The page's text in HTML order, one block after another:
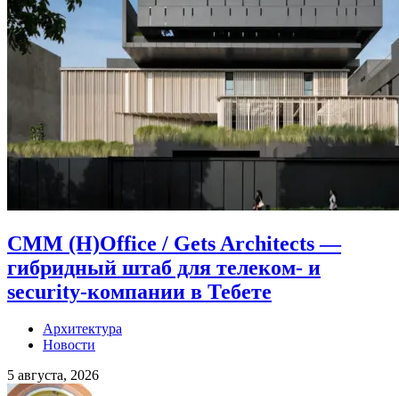
CMM (H)Office / Gets Architects —
гибридный штаб для телеком- и
security-компании в Тебете
Архитектура
Новости
5 августа, 2026